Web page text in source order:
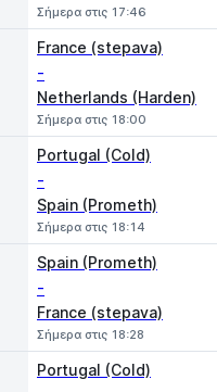
Σήμερα στις 17:46
France (stepava)
-
Netherlands (Harden)
Σήμερα στις 18:00
Portugal (Cold)
-
Spain (Prometh)
Σήμερα στις 18:14
Spain (Prometh)
-
France (stepava)
Σήμερα στις 18:28
Portugal (Cold)